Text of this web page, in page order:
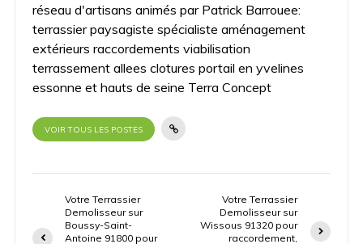
réseau d'artisans animés par Patrick Barrouee:
terrassier paysagiste spécialiste aménagement
extérieurs raccordements viabilisation
terrassement allees clotures portail en yvelines
essonne et hauts de seine Terra Concept
VOIR TOUS LES POSTES
Votre Terrassier
Demolisseur sur
Boussy-Saint-
Antoine 91800 pour
Votre Terrassier
Demolisseur sur
Wissous 91320 pour
raccordement,